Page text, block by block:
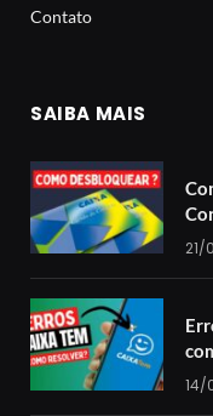
Contato
SAIBA MAIS
21/
14/